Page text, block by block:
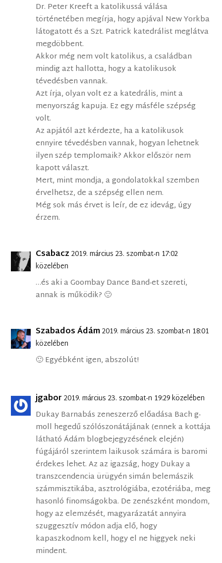
Dr. Peter Kreeft a katolikussá válása
történetében megírja, hogy apjával New Yorkba
látogatott és a Szt. Patrick katedrálist meglátva
megdöbbent.
Akkor még nem volt katolikus, a családban
mindig azt hallotta, hogy a katolikusok
tévedésben vannak.
Azt írja, olyan volt ez a katedrális, mint a
menyország kapuja. Ez egy másféle szépség
volt.
Az apjától azt kérdezte, ha a katolikusok
ennyire tévedésben vannak, hogyan lehetnek
ilyen szép templomaik? Akkor először nem
kapott választ.
Mert, mint mondja, a gondolatokkal szemben
érvelhetsz, de a szépség ellen nem.
Még sok más érvet is leír, de ez idevág, úgy
érzem.
Csabacz 2019. március 23. szombat-n 17:02
közelében
…és aki a Goombay Dance Band-et szereti,
annak is működik? 🙂
Szabados Ádám2019. március 23. szombat-n 18:01
közelében
🙂 Egyébként igen, abszolút!
jgabor 2019. március 23. szombat-n 19:29 közelében
Dukay Barnabás zeneszerző előadása Bach g-
moll hegedű szólószonátájának (ennek a kottája
látható Ádám blogbejegyzésének elején)
fúgájáról szerintem laikusok számára is baromi
érdekes lehet. Az az igazság, hogy Dukay a
transzcendencia ürügyén simán belemászik
számmisztikába, asztrológiába, ezotériába, meg
hasonló finomságokba. De zenészként mondom,
hogy az elemzését, magyarázatát annyira
szuggesztív módon adja elő, hogy
kapaszkodnom kell, hogy el ne higgyek neki
mindent.